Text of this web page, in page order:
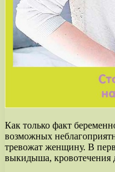
Как только факт
возможных
тревожат женщину. В
выкидыша, кровотечения